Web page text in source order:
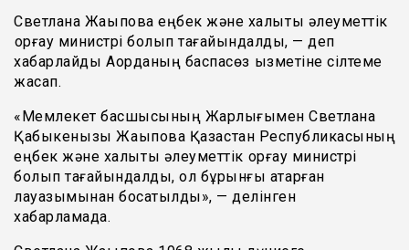
Светлана Жақыпова еңбек және халықты әлеуметтік
қорғау министрі болып тағайындалды, — деп
хабарлайды Ақорданың баспасөз қызметіне сілтеме
жасап.
«Мемлекет басшысының Жарлығымен Светлана
Қабыкенқызы Жақыпова Қазақстан Республикасының
еңбек және халықты әлеуметтік қорғау министрі
болып тағайындалды, ол бұрынғы атқарған
лауазымынан босатылды», — делінген
хабарламада.